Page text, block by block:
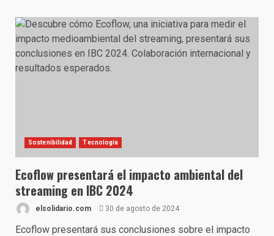
Sostenibilidad Tecnología
Ecoflow presentará el impacto ambiental del
streaming en IBC 2024
elsolidario.com 30 de agosto de 2024
Ecoflow presentará sus conclusiones sobre el impacto